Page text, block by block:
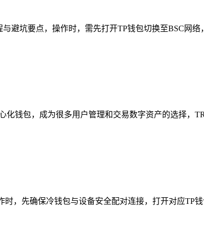
避坑要点，操作时，需先打开TP钱包切换至BSC网络
化钱包，成为很多用户管理和交易数字资产的选择，
，先确保冷钱包与设备安全配对连接，打开对应TP